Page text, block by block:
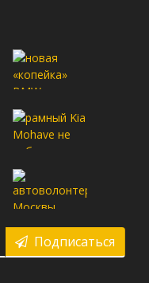
Подписаться